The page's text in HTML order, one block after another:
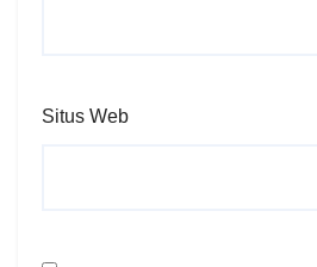
Situs Web